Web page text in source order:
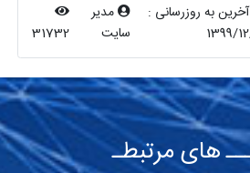
آخرین به روزرسانی :
1399/
مدیر
سایت
31732
های مرتبطـ